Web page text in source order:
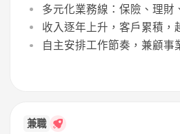
多元化業務線：保險、理財
收入逐年上升，客戶累積，
自主安排工作節奏，兼顧事
兼職